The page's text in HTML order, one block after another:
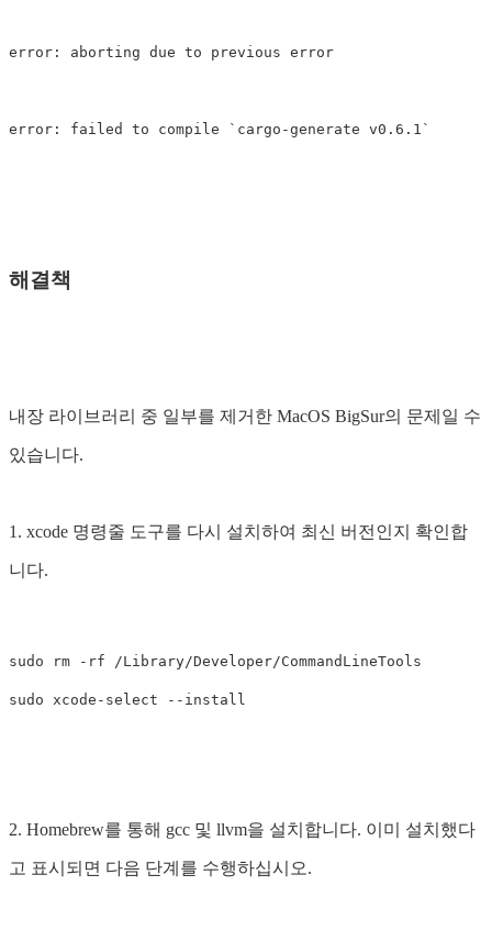
error: aborting due to previous error
error: failed to compile ` cargo-generate v0.6.1 `
해결책
내장 라이브러리 중 일부를 제거한 MacOS BigSur의 문제일 수
있습니다.
1. xcode 명령줄 도구를 다시 설치하여 최신 버전인지 확인합
니다.
sudo rm -rf
sudo xcode-select --install
2. Homebrew를 통해 gcc 및 llvm을 설치합니다. 이미 설치했다
고 표시되면 다음 단계를 수행하십시오.